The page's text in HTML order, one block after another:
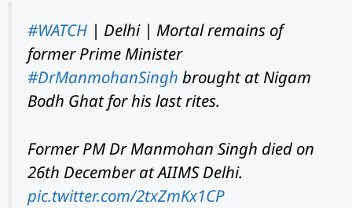
#WATCH | Delhi | Mortal remains of
former Prime Minister
#DrManmohanSingh brought at Nigam
Bodh Ghat for his last rites.
Former PM Dr Manmohan Singh died on
26th December at AIIMS Delhi.
pic.twitter.com/2txZmKx1CP